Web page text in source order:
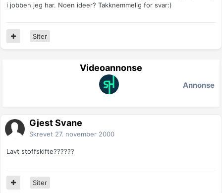
i jobben jeg har. Noen ideer? Takknemmelig for svar:)
Siter
Videoannonse
Annonse
Gjest Svane
Skrevet 27. november 2000
Lavt stoffskifte??????
Siter